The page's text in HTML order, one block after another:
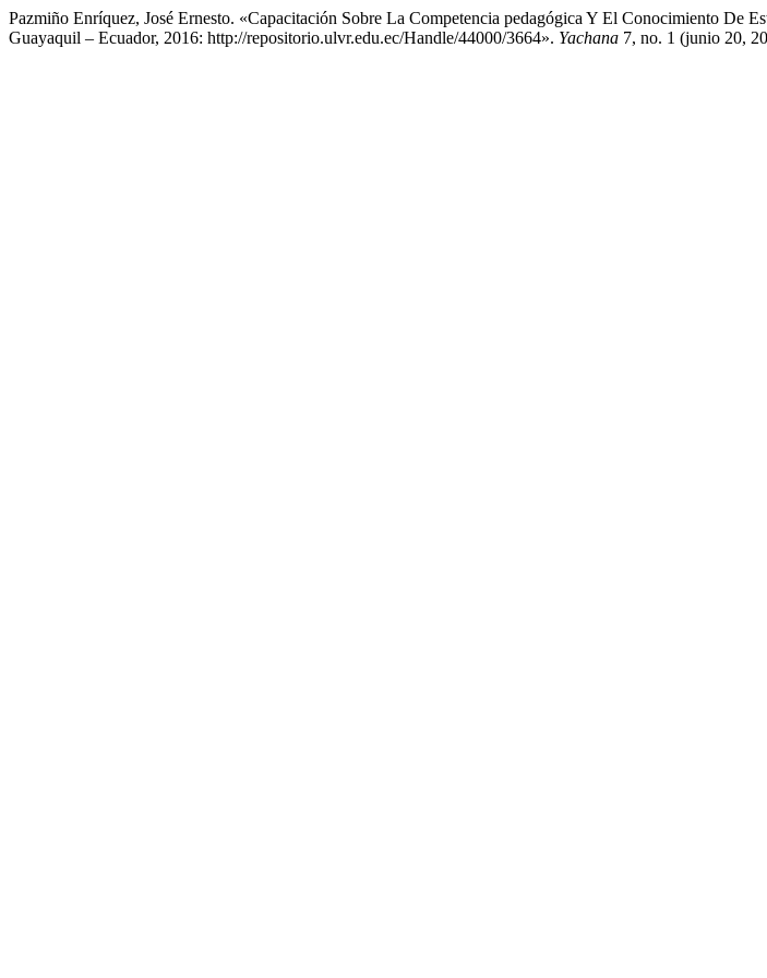
Pazmiño Enríquez, José Ernesto. «Capacitación Sobre La Competencia pedagógica Y El Conocimiento
Guayaquil – Ecuador, 2016: http://repositorio.ulvr.edu.ec/Handle/44000/3664». Yachana 7, no. 1 (junio 20,